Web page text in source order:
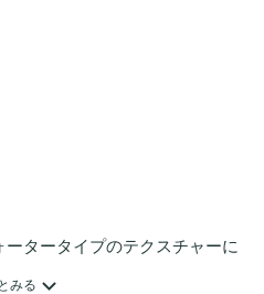
タータイプのテクスチャーに
みる